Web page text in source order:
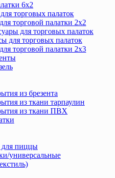
6х2
торговых палаток
торговой палатки 2х2
для торговых палаток
для торговых палаток
торговой палатки 2х3
из брезента
из ткани тарпаулин
из ткани ПВХ
для пиццы
универсальные